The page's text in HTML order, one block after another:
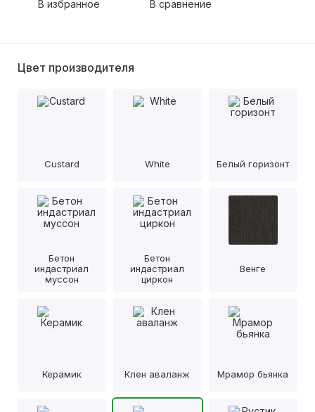
В избранное В сравнение
Цвет производителя
Custard White Белый горизонт
Бетон
индастриал
муссон
Бетон
индастриал
циркон
Венге
Керамик Клен аваланж Мрамор бьянка